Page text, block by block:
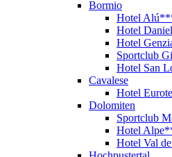
Bormio
Hotel
Hotel
Hotel
Sportclub
Hotel San
Cavalese
Hotel
Dolomiten
Sportclub
Hotel
Hotel Val